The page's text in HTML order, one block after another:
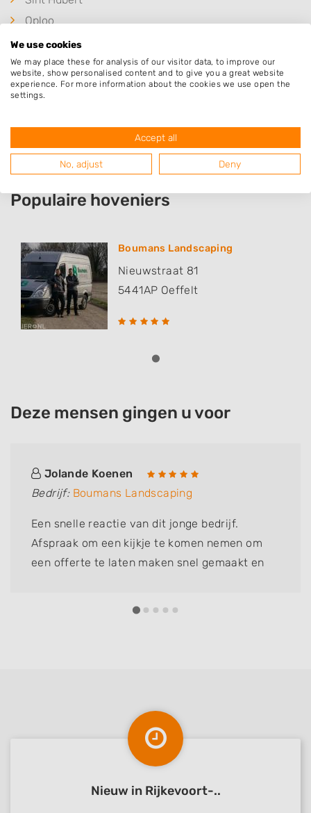
Oploo
Wilbertoord
Landhorst
Beugen
Mill
Stevensbeek
Populaire hoveniers
Boumans Landscaping
Nieuwstraat 81
5441AP Oeffelt
Deze mensen gingen u voor
Jolande Koenen
Bedrijf: Boumans Landscaping
Een snelle reactie van dit jonge bedrijf.
Afspraak om een kijkje te komen nemen om
een offerte te laten maken snel gemaakt en
Nieuw in Rijkevoort-..
We use cookies
We may place these for analysis of our visitor data, to improve our
website, show personalised content and to give you a great website
experience. For more information about the cookies we use open the
settings.
Accept all
No, adjust Deny